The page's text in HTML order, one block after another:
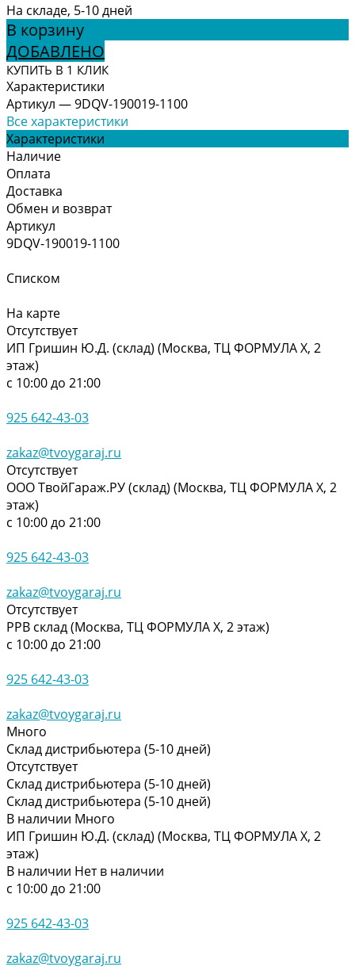
На складе, 5-10 дней
В корзину
ДОБАВЛЕНО
КУПИТЬ В 1 КЛИК
Характеристики
Артикул —9DQV-190019-1100
Все характеристики
Характеристики
Наличие
Оплата
Доставка
Обмен и возврат
Артикул
9DQV-190019-1100
Списком
На карте
Отсутствует
ИП Гришин Ю.Д. (склад) (Москва, ТЦ ФОРМУЛА Х, 2
этаж)
с 10:00 до 21:00
925 642-43-03
zakaz@tvoygaraj.ru
Отсутствует
ООО ТвойГараж.РУ (склад) (Москва, ТЦ ФОРМУЛА Х, 2
этаж)
с 10:00 до 21:00
925 642-43-03
zakaz@tvoygaraj.ru
Отсутствует
РРВ склад (Москва, ТЦ ФОРМУЛА Х, 2 этаж)
с 10:00 до 21:00
925 642-43-03
zakaz@tvoygaraj.ru
Много
Склад дистрибьютера (5-10 дней)
Отсутствует
Склад дистрибьютера (5-10 дней)
Склад дистрибьютера (5-10 дней)
В наличии Много
ИП Гришин Ю.Д. (склад) (Москва, ТЦ ФОРМУЛА Х, 2
этаж)
В наличии Нет в наличии
с 10:00 до 21:00
925 642-43-03
zakaz@tvoygaraj.ru